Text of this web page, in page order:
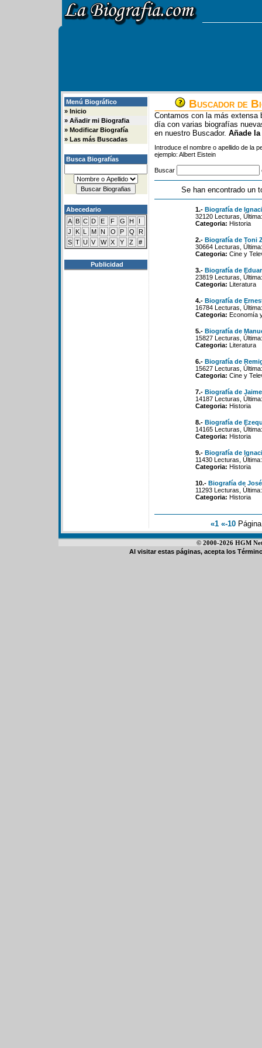
Menú Biográfico
» Inicio
» Añadir mi Biografia
» Modificar Biografía
» Las más Buscadas
Busca Biografías
Abecedario
A B C D E F G H
I
J
K L M N O P Q
R
S T U V W X Y Z #
Publicidad
Buscador de
Contamos con la más extensa
día con varias biografías
en nuestro Buscador. Añade
Introduce el nombre o apellido de la
ejemplo: Albert Eistein
Buscar
Se han encontrado un
1.- Biografía de
32120 Lecturas,
Categoria: Historia
2.- Biografía de Toni
30664 Lecturas,
Categoria: Cine y
3.- Biografía de
23819 Lecturas,
Categoria: Literatura
4.- Biografía de
16784 Lecturas,
Categoria: Economía
5.- Biografía de
15827 Lecturas,
Categoria: Literatura
6.- Biografía de
15627 Lecturas,
Categoria: Cine y
7.- Biografía de
14187 Lecturas,
Categoria: Historia
8.- Biografía de
14165 Lecturas,
Categoria: Historia
9.- Biografía de
11430 Lecturas,
Categoria: Historia
10.- Biografía de
11293 Lecturas,
Categoria: Historia
«1 «-10
© 2000-2026 HGM
Al visitar estas páginas, acepta los